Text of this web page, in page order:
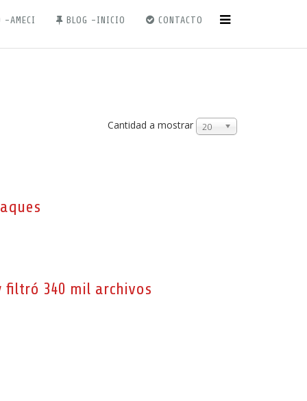
-AMECI BLOG -INICIO CONTACTO
Cantidad a mostrar 20
filtró 340 mil archivos